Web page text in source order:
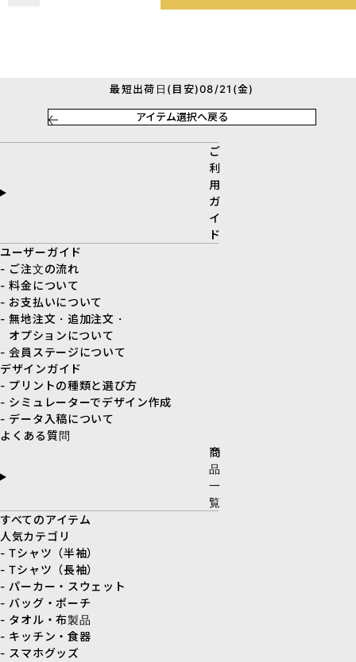
最短出荷日(目安)08/21(金)
アイテム選択へ戻る
ご
利
用
ガ
イ
ド
ユーザーガイド
- ご注文の流れ
- 料金について
- お支払いについて
- 無地注文・追加注文・
オプションについて
- 会員ステージについて
デザインガイド
- プリントの種類と選び方
- シミュレーターでデザイン作成
- データ入稿について
よくある質問
商
品
一
覧
すべてのアイテム
人気カテゴリ
- Tシャツ（半袖）
- Tシャツ（長袖）
- パーカー・スウェット
- バッグ・ポーチ
- タオル・布製品
- キッチン・食器
- スマホグッズ